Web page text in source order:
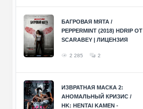
БАГРОВАЯ МЯТА /
PEPPERMINT (2018) HDRIP ОТ
SCARABEY | ЛИЦЕНЗИЯ
2 285 2
ИЗВРАТНАЯ МАСКА 2:
АНОМАЛЬНЫЙ КРИЗИС /
HK: HENTAI KAMEN -